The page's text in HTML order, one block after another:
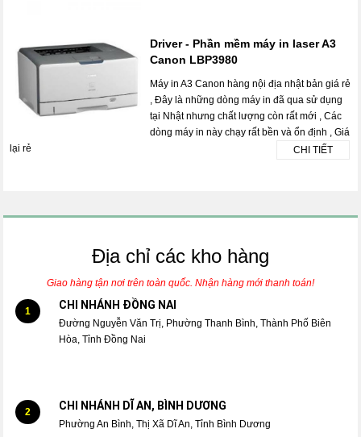
Driver - Phần mềm máy in laser A3
Canon LBP3980
Máy in A3 Canon hàng nội địa nhật bản giá rẻ
, Đây là những dòng máy in đã qua sử dụng
tại Nhật nhưng chất lượng còn rất mới , Các
dòng máy in này chạy rất bền và ổn định , Giá
lại rẻ
CHI TIẾT
Địa chỉ các kho hàng
Giao hàng tận nơi trên toàn quốc. Nhận hàng mới thanh toán!
1 CHI NHÁNH ĐỒNG NAI
Đường Nguyễn Văn Trị, Phường Thanh Bình, Thành Phố Biên
Hòa, Tỉnh Đồng Nai
2 CHI NHÁNH DĨ AN, BÌNH DƯƠNG
Phường An Bình, Thị Xã Dĩ An, Tỉnh Bình Dương